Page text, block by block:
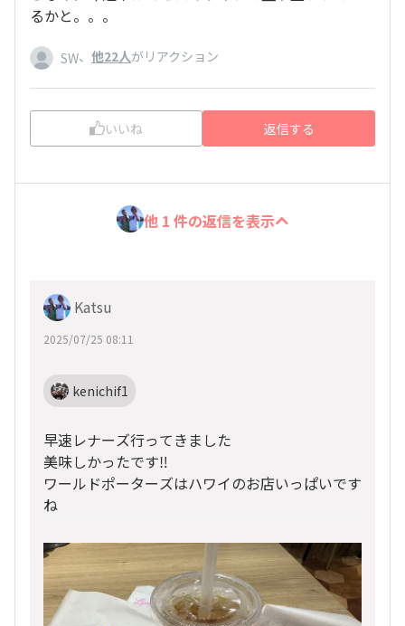
るかと。。。
SW、 他22人がリアクション
いいね 返信する
他 1 件の返信を表示
Katsu
2025/07/25 08:11
kenichif1
早速レナーズ行ってきました
美味しかったです‼️
ワールドポーターズはハワイのお店いっぱいです
ね